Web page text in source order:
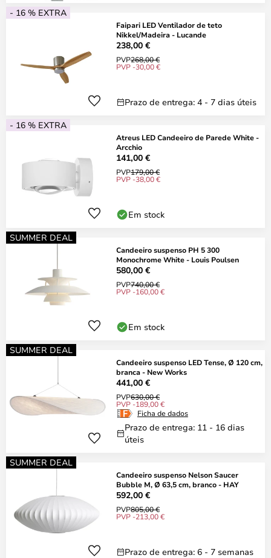
- 16 % EXTRA
Faipari LED Ventilador de teto
Nikkel/Madeira - Lucande
238,00 €
PVP268,00 €
PVP -30,00 €
Prazo de entrega: 4 - 7 dias úteis
- 16 % EXTRA
Atreus LED Candeeiro de Parede White -
Arcchio
141,00 €
PVP179,00 €
PVP -38,00 €
Em stock
SUMMER DEAL
Candeeiro suspenso PH 5 300
Monochrome White - Louis Poulsen
580,00 €
PVP740,00 €
PVP -160,00 €
Em stock
SUMMER DEAL
Candeeiro suspenso LED Tense, Ø 120 cm,
branca - New Works
441,00 €
PVP630,00 €
PVP -189,00 €
Ficha de dados
Prazo de entrega: 11 - 16 dias
úteis
SUMMER DEAL
Candeeiro suspenso Nelson Saucer
Bubble M, Ø 63,5 cm, branco - HAY
592,00 €
PVP805,00 €
PVP -213,00 €
Prazo de entrega: 6 - 7 semanas